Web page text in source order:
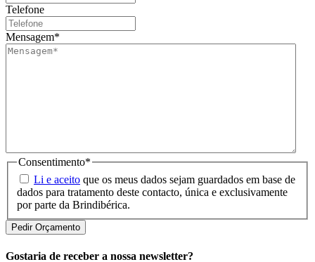
Telefone
Mensagem*
Consentimento*
Li e aceito que os meus dados sejam guardados em base de
dados para tratamento deste contacto, única e exclusivamente
por parte da Brindibérica.
Gostaria de receber a nossa newsletter?